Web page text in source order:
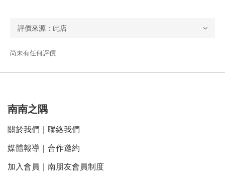
尚未有任何評價
南南之隅
關於我們 聯絡我們
媒體報導 合作邀約
加入會員｜南朋友會員制度